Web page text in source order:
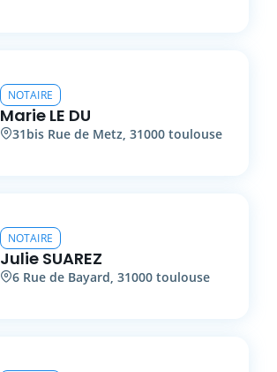
NOTAIRE
Marie LE DU
31bis Rue de Metz, 31000 toulouse
NOTAIRE
Julie SUAREZ
6 Rue de Bayard, 31000 toulouse